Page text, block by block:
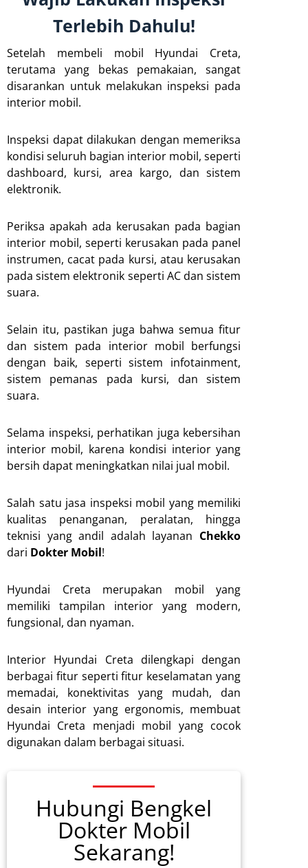
Terlebih Dahulu!
Setelah membeli mobil Hyundai Creta,
terutama yang bekas pemakaian, sangat
disarankan untuk melakukan inspeksi pada
interior mobil.
Inspeksi dapat dilakukan dengan memeriksa
kondisi seluruh bagian interior mobil, seperti
dashboard, kursi, area kargo, dan sistem
elektronik.
Periksa apakah ada kerusakan pada bagian
interior mobil, seperti kerusakan pada panel
instrumen, cacat pada kursi, atau kerusakan
pada sistem elektronik seperti AC dan sistem
suara.
Selain itu, pastikan juga bahwa semua fitur
dan sistem pada interior mobil berfungsi
dengan baik, seperti sistem infotainment,
sistem pemanas pada kursi, dan sistem
suara.
Selama inspeksi, perhatikan juga kebersihan
interior mobil, karena kondisi interior yang
bersih dapat meningkatkan nilai jual mobil.
Salah satu jasa inspeksi mobil yang memiliki
kualitas penanganan, peralatan, hingga
teknisi yang andil adalah layanan Chekko
dari Dokter Mobil!
Hyundai Creta merupakan mobil yang
memiliki tampilan interior yang modern,
fungsional, dan nyaman.
Interior Hyundai Creta dilengkapi dengan
berbagai fitur seperti fitur keselamatan yang
memadai, konektivitas yang mudah, dan
desain interior yang ergonomis, membuat
Hyundai Creta menjadi mobil yang cocok
digunakan dalam berbagai situasi.
Hubungi Bengkel
Dokter Mobil
Sekarang!